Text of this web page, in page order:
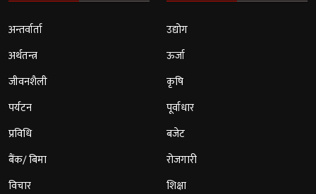
अन्तर्वार्ता
अर्थतन्त्र
जीवनशैली
पर्यटन
प्रविधि
बैंक/ बिमा
विचार
उद्योग
ऊर्जा
कृषि
पूर्वाधार
बजेट
रोजगारी
शिक्षा